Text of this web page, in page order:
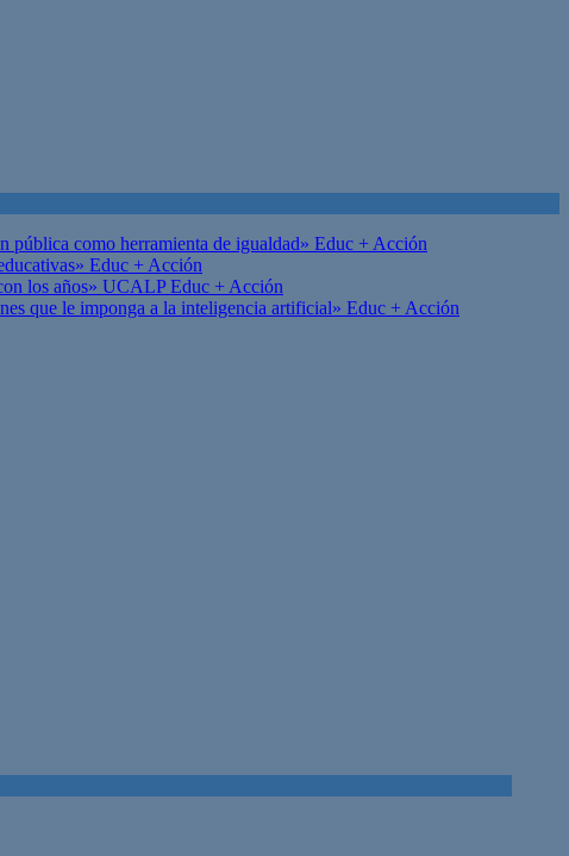
pública como herramienta de igualdad» Educ + Acción
Educ + Acción
los años» UCALPEduc + Acción
que le imponga a la inteligencia artificial» Educ + Acción